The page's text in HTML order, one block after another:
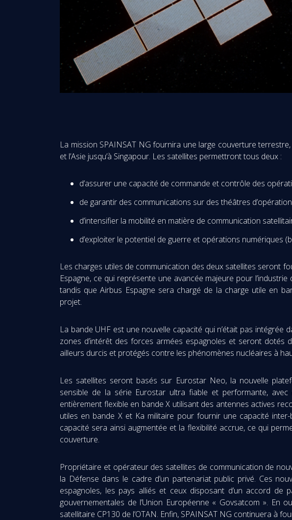
La mission SPAINSAT NG fournira une large couverture terrestre,
et l’Asie jusqu’à Singapour. Les satellites permettront tous deux :
d’assurer une capacité de commande et contrôle des
de garantir des communications sur des théâtres
d’intensifier la mobilité en matière de communication
d’exploiter le potentiel de guerre et opérations numériques
Les charges utiles de communication des deux satellites seront
Espagne, ce qui représente une avancée majeure pour
tandis que Airbus Espagne sera chargé de la charge utile en
projet.
La bande UHF est une nouvelle capacité qui n’était pas
zones d’intérêt des forces armées espagnoles et seront
ailleurs durcis et protégés contre les phénomènes nucléaires à
Les satellites seront basés sur Eurostar Neo, la nouvelle
sensible de la série Eurostar ultra fiable et performante, avec
entièrement flexible en bande X utilisant des antennes actives
utiles en bande X et Ka militaire pour fournir une capacité
capacité sera ainsi augmentée et la flexibilité accrue, ce qui
couverture.
Propriétaire et opérateur des satellites de communication de
la Défense dans le cadre d’un partenariat public privé. Ces
espagnoles, les pays alliés et ceux disposant d’un accord
gouvernementales de l’Union Européenne « Govsatcom ».
satellitaire CP130 de l’OTAN. Enfin, SPAINSAT NG continuera à